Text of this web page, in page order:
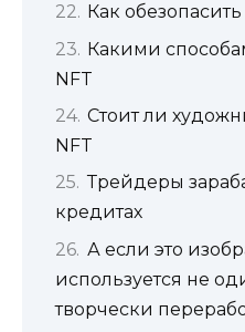
Как
Какими
NFT
Стоит ли
NFT
Трейдеры
кредитах
А если это
используется не
творчески